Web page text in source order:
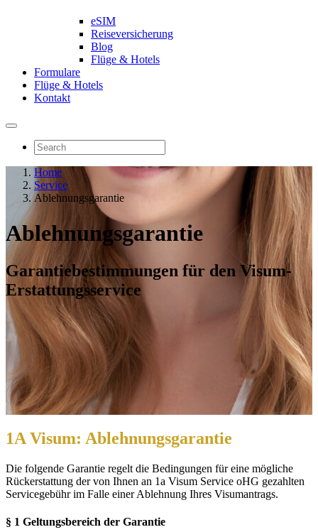
eSIM
Reiseversicherung
Blog
Flüge & Hotels
Formulare
Flüge & Hotels
Kontakt
Home
Service
Ablehnungsgarantie
Ablehnungsgarantie
Garantiebestimmungen für den Visum-
Erstattungsservice
1A Visum: Ablehnungsgarantie
Die folgende Garantie regelt die Bedingungen für eine mögliche
Rückerstattung der von Ihnen an 1a Visum Service oHG gezahlten
Servicegebühr im Falle einer Ablehnung Ihres Visumantrags.
§ 1 Geltungsbereich der Garantie